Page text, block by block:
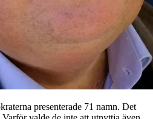
presenterade 71 namn. Det